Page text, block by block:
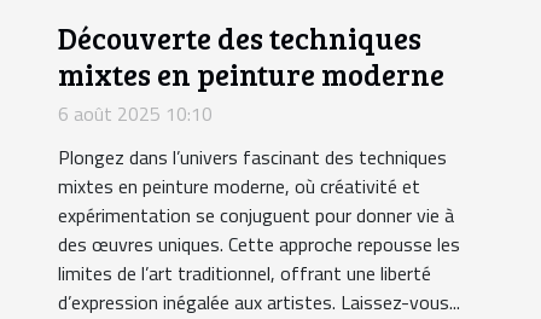
Découverte des techniques
mixtes en peinture moderne
6 août 2025 10:10
Plongez dans l’univers fascinant des techniques
mixtes en peinture moderne, où créativité et
expérimentation se conjuguent pour donner vie à
des œuvres uniques. Cette approche repousse les
limites de l’art traditionnel, offrant une liberté
d’expression inégalée aux artistes. Laissez-vous...